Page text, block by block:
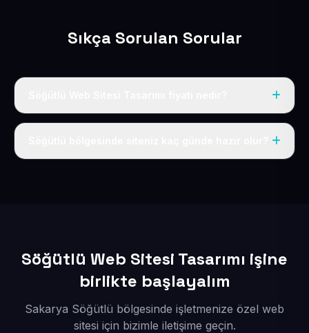
Sıkça Sorulan Sorular
Tek fiyat uygulanır: yıllık 50 USD + KDV. Bu bedele alan
Söğütlü Web Sitesi Tasarımı işine
birlikte başlayalım
Sakarya Söğütlü bölgesinde işletmenize özel web
sitesi için bizimle iletişime geçin.